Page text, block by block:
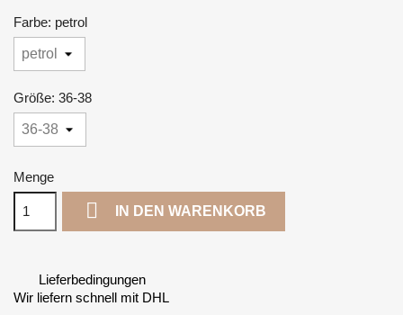
Farbe: petrol
Größe: 36-38
Menge
 IN DEN WARENKORB
Lieferbedingungen
Wir liefern schnell mit DHL